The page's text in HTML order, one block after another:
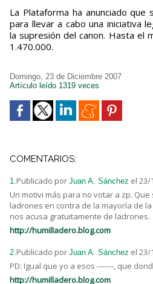
La Plataforma ha anunciado que
para llevar a cabo una iniciativa
la supresión del canon. Hasta el
1.470.000.
Domingo, 23 de Diciembre 2007
Artículo leído 1319 veces
COMENTARIOS:
1.Publicado por Juan A. Sánchez el 23/
Un motivi más para no votar a zp.
ladrones en contra de la mayoría de
nos acusa gratuitamente de ladrones.
http://humilladero.blog.com
2.Publicado por Juan A. Sánchez el 23/
PD: Igual que yo a esos -------, que
http://humilladero.blog.com